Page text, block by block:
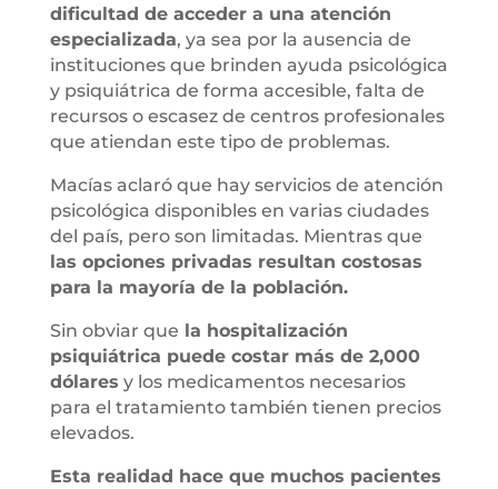
dificultad de acceder a una atención
especializada, ya sea por la ausencia de
instituciones que brinden ayuda psicológica
y psiquiátrica de forma accesible, falta de
recursos o escasez de centros profesionales
que atiendan este tipo de problemas.
Macías aclaró que hay servicios de atención
psicológica disponibles en varias ciudades
del país, pero son limitadas. Mientras que
las opciones privadas resultan costosas
para la mayoría de la población.
Sin obviar que la hospitalización
psiquiátrica puede costar más de 2,000
dólares y los medicamentos necesarios
para el tratamiento también tienen precios
elevados.
Esta realidad hace que muchos pacientes